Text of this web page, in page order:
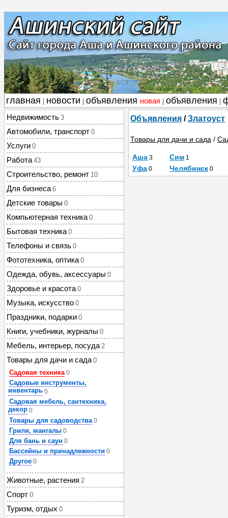
главная новости объявления новая объявления
Недвижимость 3
Автомобили, транспорт 0
Услуги 0
Работа 43
Строительство, ремонт 10
Для бизнеса 6
Детские товары 0
Компьютерная техника 0
Бытовая техника 0
Телефоны и связь 0
Фототехника, оптика 0
Одежда, обувь, аксессуары 0
Здоровье и красота 0
Музыка, искусство 0
Праздники, подарки 0
Книги, учебники, журналы 0
Мебель, интерьер, посуда 2
Товары для дачи и сада 0
Садовая техника 0
Садовые инструменты,
инвентарь 0
Садовая мебель, сантехника,
декор 0
Товары для садоводства 0
Грили, мангалы 0
Для бань и саун 0
Бассейны и принадлежности 0
Другое 0
Животные, растения 2
Спорт 0
Туризм, отдых 0
Объявления /Златоуст
Товары для дачи и сада /
Аша 3 Сим 1
Уфа 0 Челябинск 0